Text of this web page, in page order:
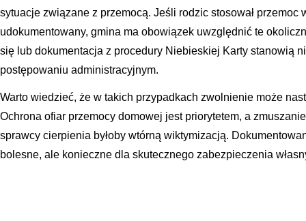
sytuacje związane z przemocą. Jeśli rodzic stosował przemoc
udokumentowany, gmina ma obowiązek uwzględnić te
się lub dokumentacja z procedury Niebieskiej Karty stanowią
postępowaniu administracyjnym.
Warto wiedzieć, że w takich przypadkach zwolnienie może
Ochrona ofiar przemocy domowej jest priorytetem, a
sprawcy cierpienia byłoby wtórną wiktymizacją.
bolesne, ale konieczne dla skutecznego zabezpieczenia